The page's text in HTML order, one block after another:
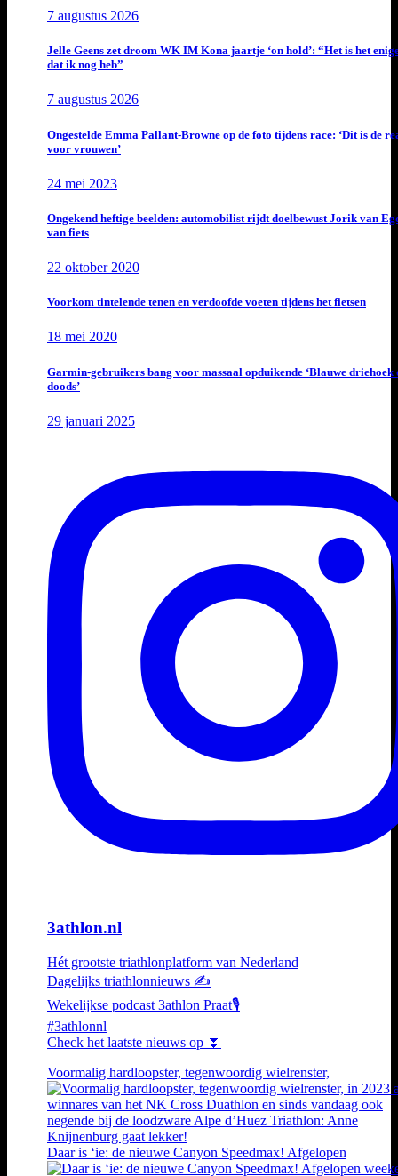
7 augustus 2026
Jelle Geens zet droom WK IM Kona jaartje ‘on hold’: “Het is het
dat ik nog heb”
7 augustus 2026
Ongestelde Emma Pallant-Browne op de foto tijdens race: ‘Dit is de
voor vrouwen’
24 mei 2023
Ongekend heftige beelden: automobilist rijdt doelbewust Jorik van
van fiets
22 oktober 2020
Voorkom tintelende tenen en verdoofde voeten tijdens het fietsen
18 mei 2020
Garmin-gebruikers bang voor massaal opduikende ‘Blauwe driehoek
doods’
29 januari 2025
3athlon.nl
Hét grootste triathlonplatform van Nederland
Dagelijks triathlonnieuws ✍️
Wekelijkse podcast 3athlon Praat🎙️
#3athlonnl
Check het laatste nieuws op ⏬
Voormalig hardloopster, tegenwoordig wielrenster,
Daar is ‘ie: de nieuwe Canyon Speedmax! Afgelopen